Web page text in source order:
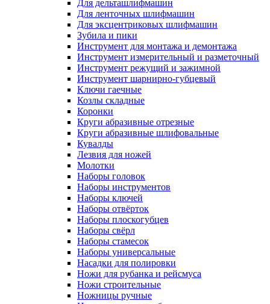
Для дельташлифмашин
Для ленточных шлифмашин
Для эксцентриковых шлифмашин
Зубила и пики
Инструмент для монтажа и демонтажа
Инструмент измерительный и разметочный
Инструмент режущий и зажимной
Инструмент шарнирно-губцевый
Ключи гаечные
Козлы складные
Коронки
Круги абразивные отрезные
Круги абразивные шлифовальные
Кувалды
Лезвия для ножей
Молотки
Наборы головок
Наборы инструментов
Наборы ключей
Наборы отвёрток
Наборы плоскогубцев
Наборы свёрл
Наборы стамесок
Наборы универсальные
Насадки для полировки
Ножи для рубанка и рейсмуса
Ножи строительные
Ножницы ручные